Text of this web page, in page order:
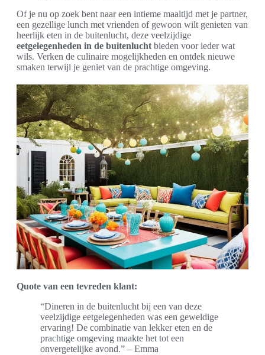
Of je nu op zoek bent naar een intieme maaltijd met je partner,
een gezellige lunch met vrienden of gewoon wilt genieten van
heerlijk eten in de buitenlucht, deze veelzijdige
eetgelegenheden in de buitenlucht bieden voor ieder wat
wils. Verken de culinaire mogelijkheden en ontdek nieuwe
smaken terwijl je geniet van de prachtige omgeving.
Quote van een tevreden klant:
“Dineren in de buitenlucht bij een van deze
veelzijdige eetgelegenheden was een geweldige
ervaring! De combinatie van lekker eten en de
prachtige omgeving maakte het tot een
onvergetelijke avond.” – Emma